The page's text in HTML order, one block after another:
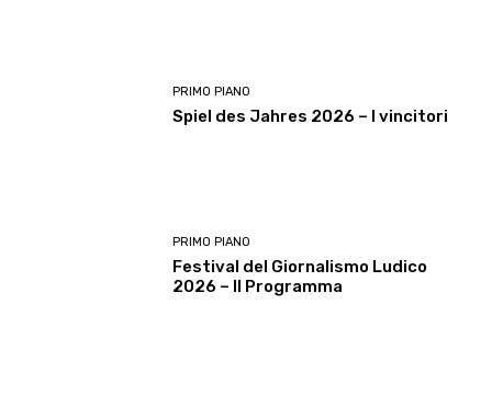
PRIMO PIANO
Spiel des Jahres 2026 – I vincitori
PRIMO PIANO
Festival del Giornalismo Ludico
2026 – Il Programma